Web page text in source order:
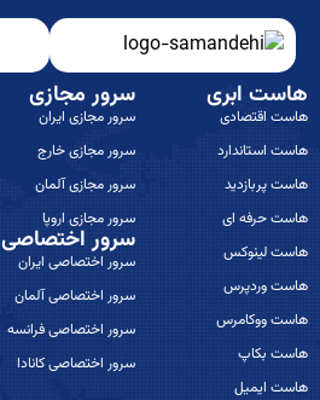
هاست ابری
هاست اقتصادی
هاست استاندارد
هاست پربازدید
هاست حرفه ای
هاست لینوکس
هاست وردپرس
هاست ووکامرس
هاست بکاپ
هاست ایمیل
سرور مجازی
سرور مجازی ایران
سرور مجازی خارج
سرور مجازی آلمان
سرور مجازی اروپا
سرور اختصاصی
سرور اختصاصی ایران
سرور اختصاصی آلمان
سرور اختصاصی فرانسه
سرور اختصاصی کانادا